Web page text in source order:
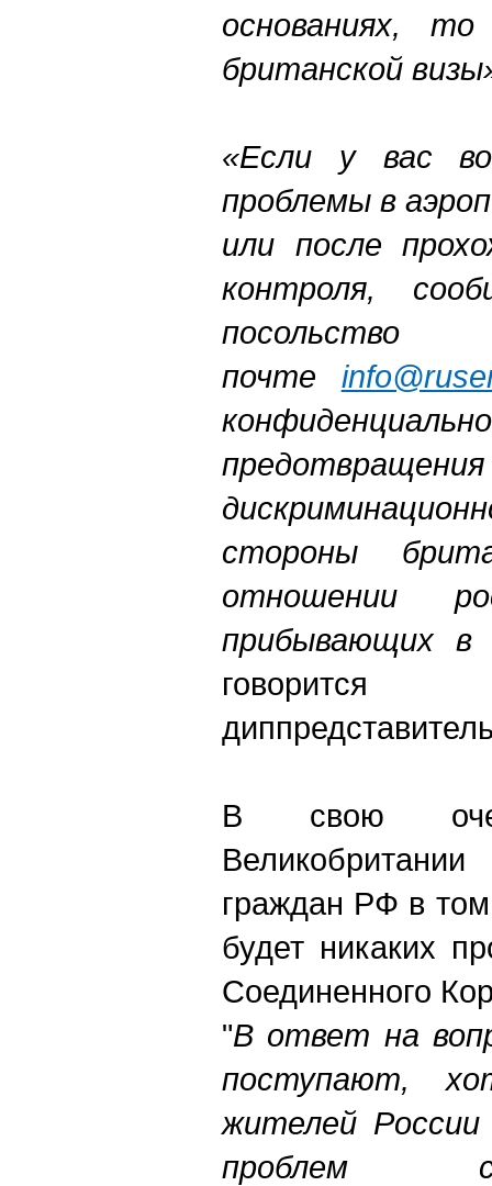
основаниях,
британской
«Если у вас
проблемы в
или после
контроля,
посольство
почте
стороны
отношении
прибывающих в
В свою
граждан РФ в
будет никаких
Соединенного
"В ответ на
поступают,
жителей
проблем